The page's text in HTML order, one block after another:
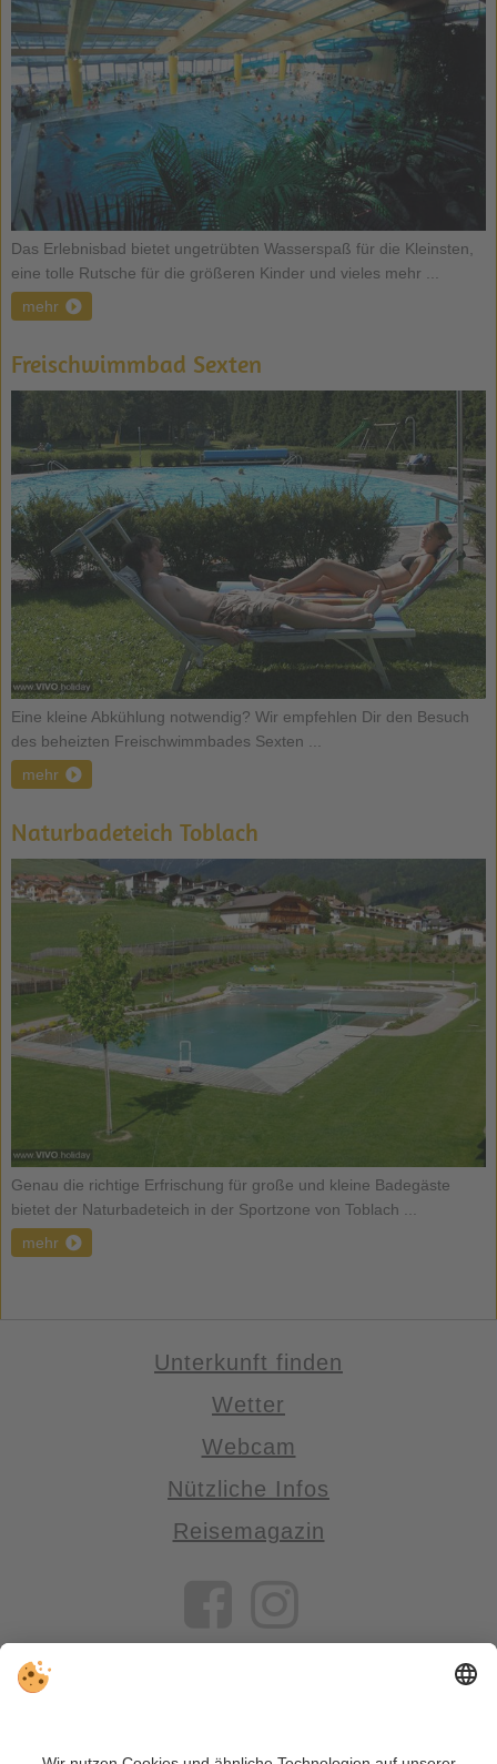
Das Erlebnisbad bietet ungetrübten Wasserspaß für die Kleinsten,
eine tolle Rutsche für die größeren Kinder und vieles mehr ...
mehr
Freischwimmbad Sexten
Eine kleine Abkühlung notwendig? Wir empfehlen Dir den Besuch
des beheizten Freischwimmbades Sexten ...
mehr
Naturbadeteich Toblach
Genau die richtige Erfrischung für große und kleine Badegäste
bietet der Naturbadeteich in der Sportzone von Toblach ...
mehr
Unterkunft finden
Wetter
Webcam
Nützliche Infos
Reisemagazin